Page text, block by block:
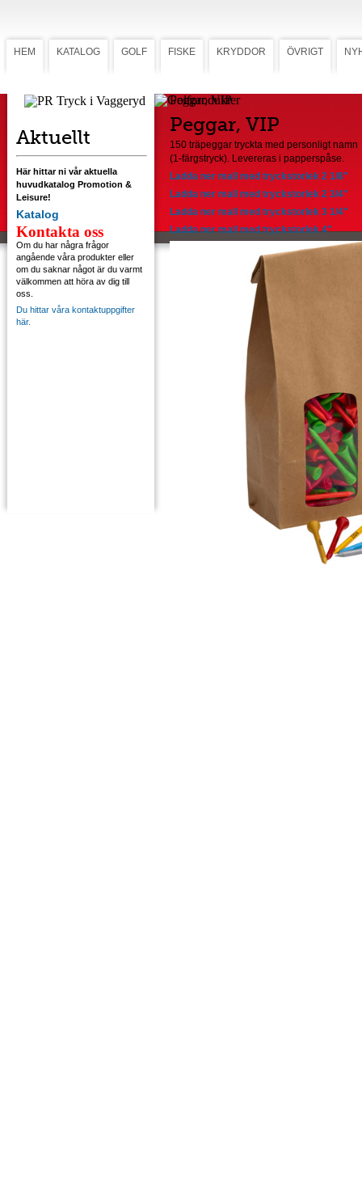
HEM KATALOG GOLF FISKE KRYDDOR ÖVRIGT
Aktuellt
Här hittar ni vår aktuella
huvudkatalog Promotion &
Leisure!
Katalog
Kontakta oss
Om du har några frågor
angående våra produkter eller
om du saknar något är du varmt
välkommen att höra av dig till
oss.
Du hittar våra kontaktuppgifter
här.
Peggar, VIP
Peggar, VIP
150 träpeggar tryckta med personligt namn
(1-färgstryck). Levereras i papperspåse.
Ladda ner mall med tryckstorlek 2 1/8"
Ladda ner mall med tryckstorlek 2 3/4"
Ladda ner mall med tryckstorlek 3 1/4"
Ladda ner mall med tryckstorlek 4"